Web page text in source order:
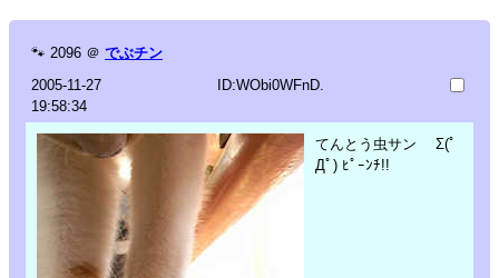
🐾 2096 ＠ でぶチン
2005-11-27
19:58:34
ID:WObi0WFnD.
てんとう虫サン Σ(ﾟ
Дﾟ) ﾋﾟｰﾝﾁ!!